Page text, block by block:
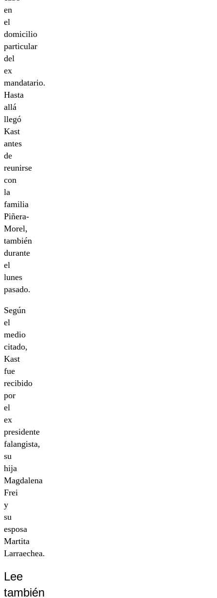
en
el
domicilio
particular
del
ex
mandatario.
Hasta
allá
llegó
Kast
antes
de
reunirse
con
la
familia
Piñera-
Morel,
también
durante
el
lunes
pasado.
Según
el
medio
citado,
Kast
fue
recibido
por
el
ex
presidente
falangista,
su
hija
Magdalena
Frei
y
su
esposa
Martita
Larraechea.
Lee
también